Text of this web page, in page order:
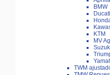
BMW
Ducati
KTM
MV
TWM